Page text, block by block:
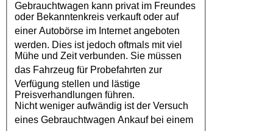
Gebrauchtwagen kann privat im Freundes
oder Bekanntenkreis verkauft oder auf
einer Autobörse im Internet angeboten
werden. Dies ist jedoch oftmals mit viel
Mühe und Zeit verbunden. Sie müssen
das Fahrzeug für Probefahrten zur
Verfügung stellen und lästige
Preisverhandlungen führen.
Nicht weniger aufwändig ist der Versuch
eines Gebrauchtwagen Ankaufbei einem